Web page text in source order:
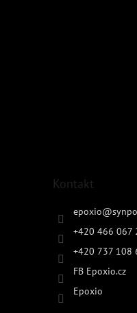
Kontakt
epoxio@
+420 466 067
+420 737 108
FB Epoxio.cz
Epoxio